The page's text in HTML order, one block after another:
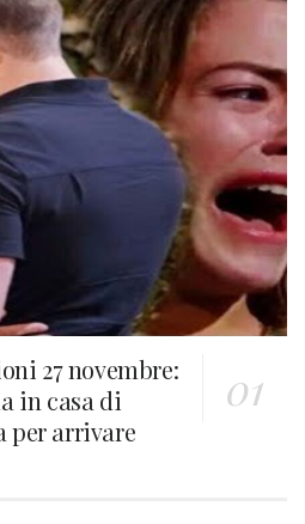
27 novembre:
in casa di
per arrivare